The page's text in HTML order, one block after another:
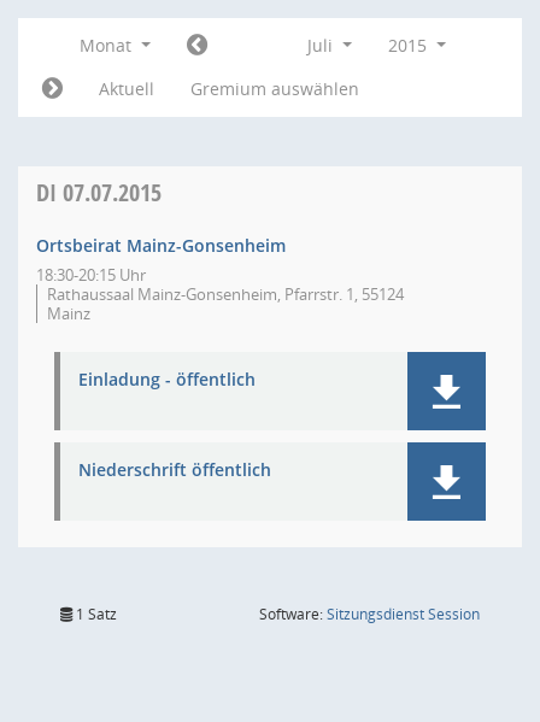
Monat Juli
2015
Aktuell
Gremium auswählen
DI 07.07.2015
Ortsbeirat Mainz-Gonsenheim
18:30-20:15 Uhr
Rathaussaal Mainz-Gonsenheim, Pfarrstr. 1, 55124
Mainz
Einladung - öffentlich
Niederschrift öffentlich
1 Satz Software:SitzungsdienstSession(Wird in